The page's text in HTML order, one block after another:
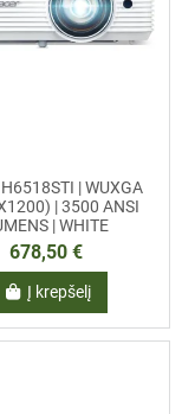
H6518STI | WUXGA
| 3500 ANSI
| WHITE
678,50 €
Į krepšelį